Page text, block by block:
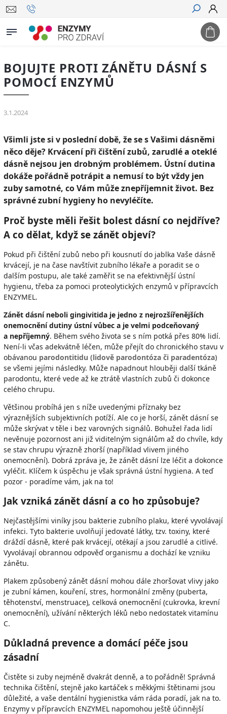
Hledat
BOJUJTE PROTI ZÁNĚTU DÁSNÍ S
POMOCÍ ENZYMŮ
3.1.2024
Všimli jste si v poslední době, že se s Vašimi dásněmi
něco děje? Krvácení při čištění zubů, zarudlé a oteklé
dásně nejsou jen drobným problémem. Ústní dutina
dokáže pořádně potrápit a nemusí to být vždy jen
zuby samotné, co Vám může znepříjemnit život. Bez
správné zubní hygieny ho nevyléčíte.
Proč byste měli řešit bolest dásní co nejdříve?
A co dělat, když se zánět objeví?
Pokud při čištění zubů nebo při kousnutí do jablka Vaše dásně
krvácejí, je na čase navštívit zubního lékaře a poradit se o
dalším postupu, ale také zaměřit se na efektivnější ústní
hygienu, třeba za pomoci proteolytických enzymů v přípravcích
ENZYMEL.
Zánět dásní neboli gingivitida je jedno z nejrozšířenějších
onemocnění dutiny ústní vůbec a je velmi podceňovaný
a nepříjemný. Během svého života se s ním potká přes 80% lidí.
Není-li včas adekvátně léčen, může přejít do chronického stavu v
obávanou parodontitidu (lidově parodontóza či paradentóza)
se všemi jejími následky. Může napadnout hlouběji další tkáně
parodontu, které vede až ke ztrátě vlastních zubů či dokonce
celého chrupu.
Většinou probíhá jen s níže uvedenými příznaky bez
výraznějších subjektivních potíží. Ale co je horší, zánět dásní se
může skrývat v těle i bez varovných signálů. Bohužel řada lidí
nevěnuje pozornost ani již viditelným signálům až do chvíle, kdy
se stav chrupu výrazně zhorší (například vlivem jiného
onemocnění). Dobrá zpráva je, že zánět dásní lze léčit a dokonce
vyléčit. Klíčem k úspěchu je však správná ústní hygiena. A teď
pozor - poradíme vám, jak na to!
Jak vzniká zánět dásní a co ho způsobuje?
Nejčastějšími viníky jsou bakterie zubního plaku, které vyvolávají
infekci. Tyto bakterie uvolňují jedovaté látky, tzv. toxiny, které
dráždí dásně, které pak krvácejí, otékají a jsou zarudlé a citlivé.
Vyvolávají obrannou odpověď organismu a dochází ke vzniku
zánětu.
Plakem způsobený zánět dásní mohou dále zhoršovat vlivy jako
je zubní kámen, kouření, stres, hormonální změny (puberta,
těhotenství, menstruace), celková onemocnění (cukrovka, krevní
onemocnění), užívání některých léků nebo nedostatek vitamínu
C.
Důkladná prevence a domácí péče jsou
zásadní
Čistěte si zuby nejméně dvakrát denně, a to pořádně! Správná
technika čištění, stejně jako kartáček s měkkými štětinami jsou
důležité, a vaše dentální hygienistka vám ráda poradí, jak na to.
Enzymy v přípravcích ENZYMEL napomohou ještě účinnější